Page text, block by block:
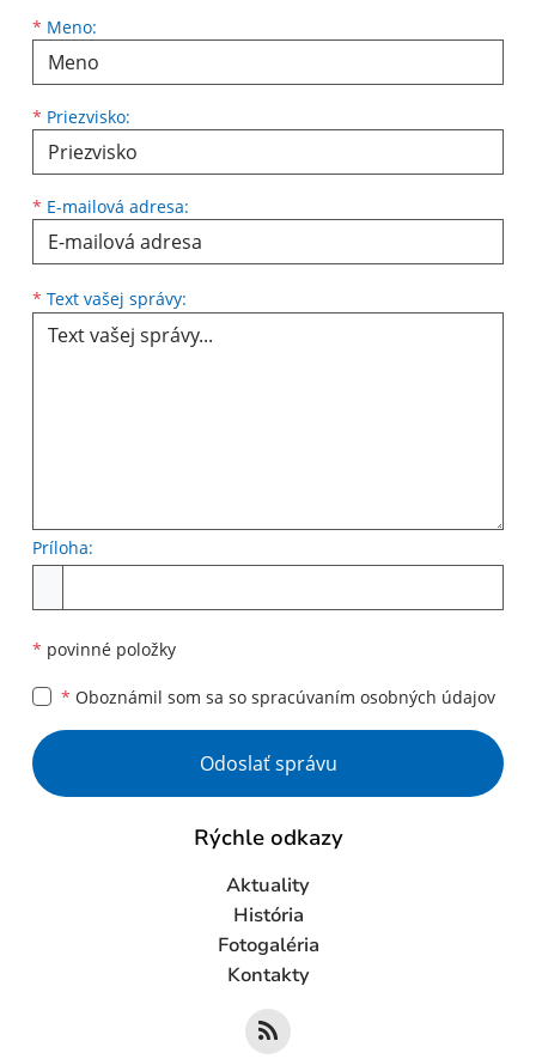
* Meno:
Meno
* Priezvisko:
Priezvisko
* E-mailová adresa:
E-mailová adresa
* Text vašej správy:
Príloha:
* povinné položky
* Oboznámil som sa so spracúvaním osobných údajov
Google reCaptcha Response
Odoslať správu
Rýchle odkazy
Aktuality
História
Fotogaléria
Kontakty